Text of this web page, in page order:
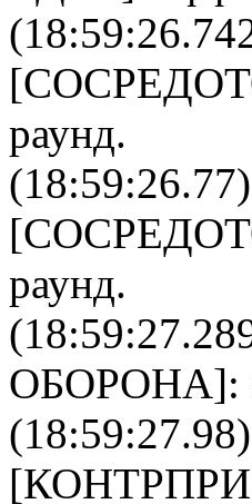
[
раунд.
(18:59:26.77)
[
раунд.
ОБОРОНА]:
(18:59:27.98)
[